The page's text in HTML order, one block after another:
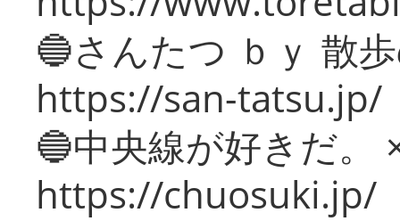
🔵さんたつ ｂｙ 散
https://san-tatsu.jp/
🔵中央線が好きだ。
https://chuosuki.jp/